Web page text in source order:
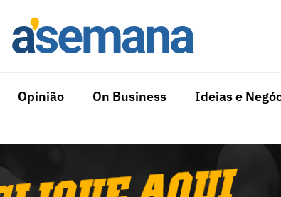
Opinião On Business Ideias e